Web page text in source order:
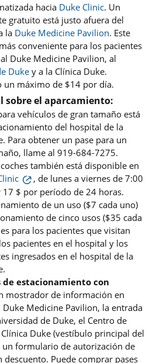
hacia Duke Clinic. Un
gratuito está justo afuera del
la Duke Medicine Pavilion. Este
conveniente para los pacientes
Duke Medicine Pavilion, al
Duke y a la Clínica Duke.
un máximo de $14 por día.
el aparcamiento:
vehículos de gran tamaño está
del hospital de la
Para obtener un pase para un
llame al 919-684-7275.
también está disponible en
, de lunes a viernes de 7:00
$ por período de 24 horas.
de un uso ($7 cada uno)
de cinco usos ($35 cada
para los pacientes que visitan
pacientes en el hospital y los
ingresados en el hospital de la
de estacionamiento con
mostrador de información en
Duke Medicine Pavilion, la entrada
de Duke, el Centro de
Duke (vestíbulo principal del
un formulario de autorización de
Puede comprar pases